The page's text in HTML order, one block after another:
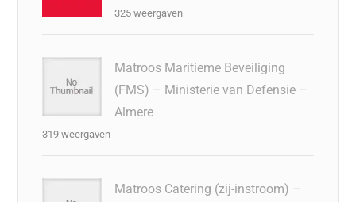
325 weergaven
Matroos Maritieme Beveiliging
(FMS) – Ministerie van Defensie –
Almere
319 weergaven
Matroos Catering (zij-instroom) –